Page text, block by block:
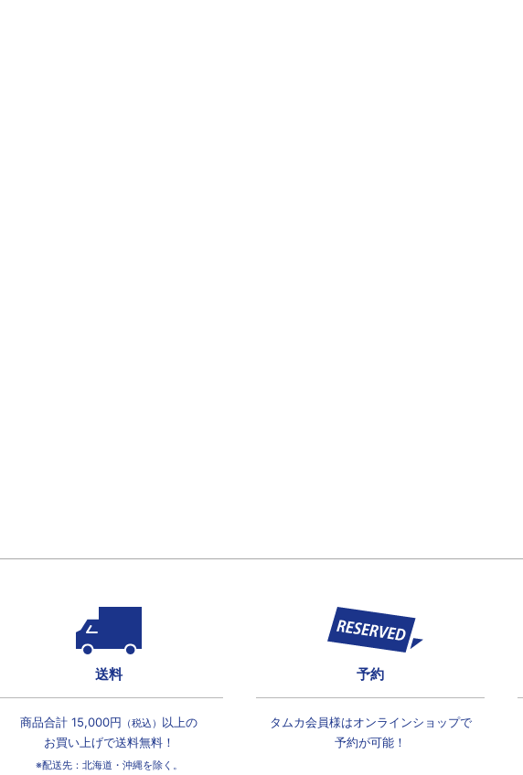
送料
商品合計 15,000円 （税込） 以上の
お買い上げで送料無料！
※配送先：北海道・沖縄を除く。
予約
タムカ会員様はオンラインショップで
予約が可能！